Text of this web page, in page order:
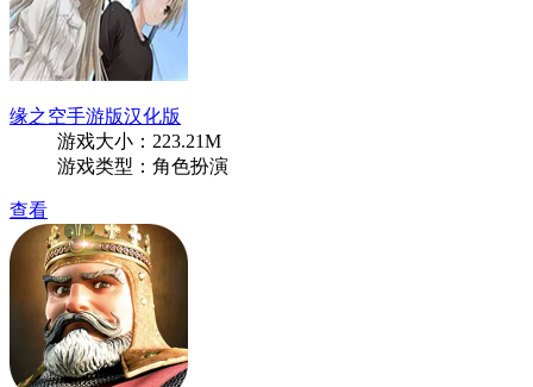
缘之空手游版汉化版
游戏大小：223.21M
游戏类型：角色扮演
查看